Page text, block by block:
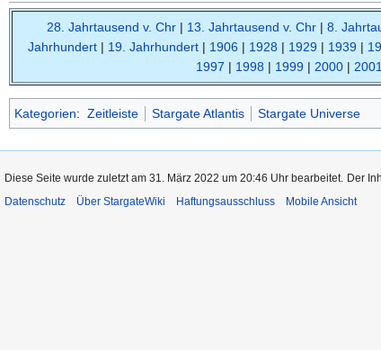
i
n
28. Jahrtausend v. Chr | 13. Jahrtausend v. Chr | 8.
Jahrhundert| 19. Jahrhundert| 1906 | 1928 | 1929 | 1939 |
1997 | 1998 | 1999 | 2000 | 2001
Kategorien: Zeitleiste Stargate Atlantis Stargate Universe
Diese Seite wurde zuletzt am 31. März 2022 um 20:46 Uhr bearbeitet. Der
Datenschutz
Über StargateWiki Haftungsausschluss Mobile Ansicht